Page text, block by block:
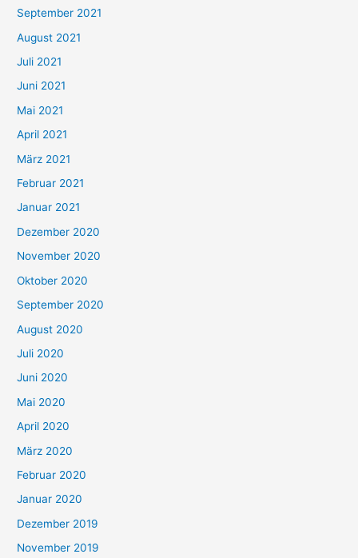
n
n
a
c
h
:
September 2021
August 2021
Juli 2021
Juni 2021
Mai 2021
April 2021
März 2021
Februar 2021
Januar 2021
Dezember 2020
November 2020
Oktober 2020
September 2020
August 2020
Juli 2020
Juni 2020
Mai 2020
April 2020
März 2020
Februar 2020
Januar 2020
Dezember 2019
November 2019